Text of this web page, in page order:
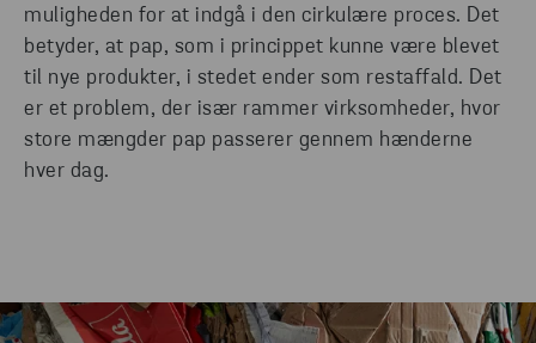
muligheden for at indgå i den cirkulære proces. Det
betyder, at pap, som i princippet kunne være blevet
til nye produkter, i stedet ender som restaffald. Det
er et problem, der især rammer virksomheder, hvor
store mængder pap passerer gennem hænderne
hver dag.